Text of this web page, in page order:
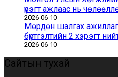
үүрэгт ажлаас нь
2026-06-10
Мөрдөн шалгах
бүртгэлтийн 2 хэрэгт
2026-06-10
Сайтын тухай